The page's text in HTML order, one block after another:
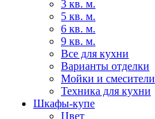
3 кв. м.
5 кв. м.
6 кв. м.
9 кв. м.
Все для кухни
Варианты отделки
Мойки и смесители
Техника для кухни
Шкафы-купе
Цвет